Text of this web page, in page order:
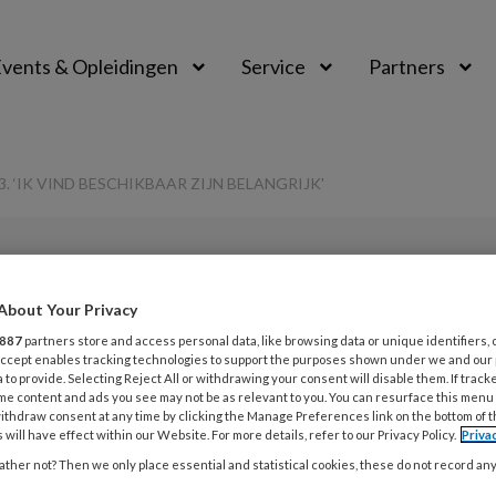
& Opleidingen Service Partners
‘IK VIND BESCHIKBAAR ZIJN BELANGRIJK'
Opslaan Reacties 0 Delen
van het jaar
zijn
Your Privacy
887 partners store and access personal data, like browsing data or unique identifiers,
enables tracking technologies to support the purposes shown under we and
to provide. Selecting Reject All or withdrawing your consent will disable them. If
content and ads you see may not be as relevant to you. You can resurface this
consent at any time by clicking the Manage Preferences link on the bottom of
will have effect within our Website. For more details, refer to our Privacy Policy.
not? Then we only place essential and statistical cookies, these do not record